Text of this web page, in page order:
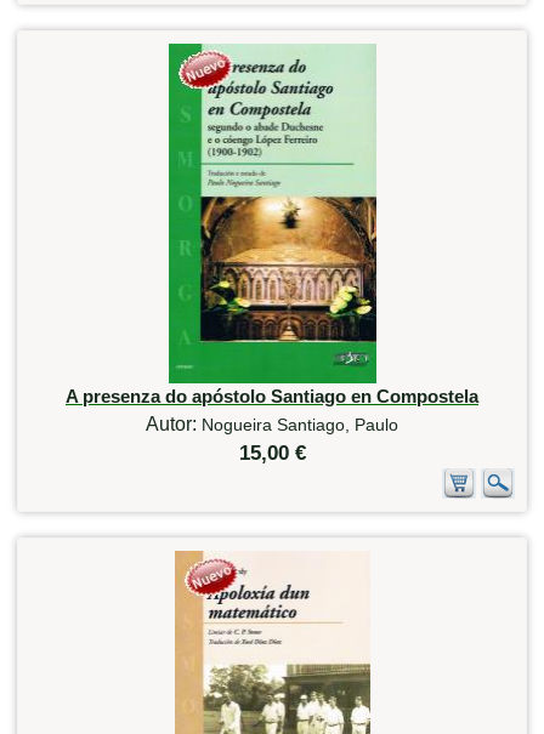
A presenza do apóstolo Santiago en Compostela
Autor: Nogueira Santiago, Paulo
15,00 €